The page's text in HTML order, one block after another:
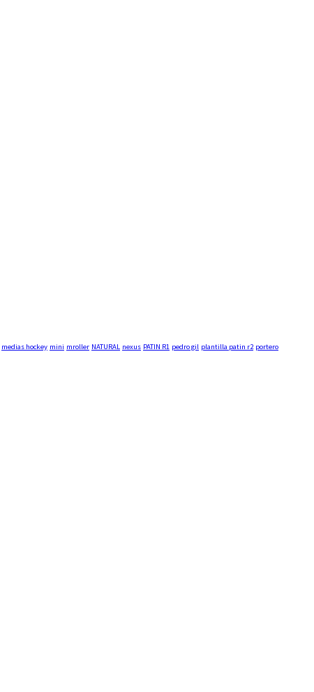
medias hockey mini mroller NATURAL nexus PATIN R1 pedro gil plantilla patin r2 portero